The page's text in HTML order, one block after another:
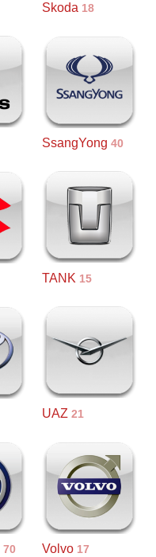
Skoda 18
SsangYong 40
TANK 15
UAZ 21
70 Volvo 17